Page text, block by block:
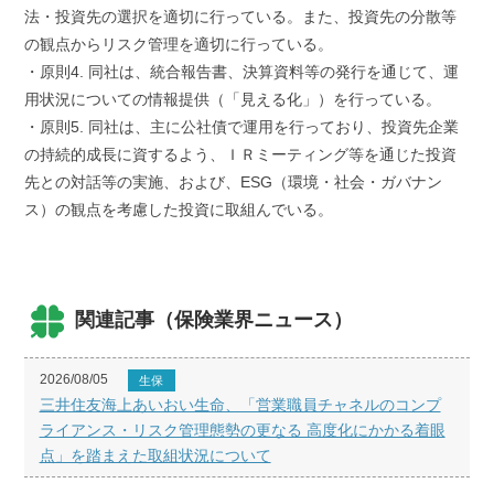
法・投資先の選択を適切に行っている。また、投資先の分散等
の観点からリスク管理を適切に行っている。
・原則4. 同社は、統合報告書、決算資料等の発行を通じて、運
用状況についての情報提供（「見える化」）を行っている。
・原則5. 同社は、主に公社債で運用を行っており、投資先企業
の持続的成長に資するよう、ＩＲミーティング等を通じた投資
先との対話等の実施、および、ESG（環境・社会・ガバナン
ス）の観点を考慮した投資に取組んでいる。
関連記事（保険業界ニュース）
2026/08/05 生保
三井住友海上あいおい生命、「営業職員チャネルのコンプ
ライアンス・リスク管理態勢の更なる 高度化にかかる着眼
点」を踏まえた取組状況について